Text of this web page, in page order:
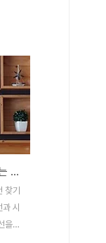
리어
직
더불
인
따
하
한
만드
조
자주 쓰는 물건을 빠르게 꺼내는 최적의 위치 선정법
찾기
시
을